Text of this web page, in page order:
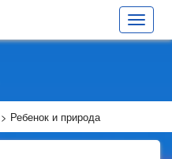
Toggle
> Ребенок и природа